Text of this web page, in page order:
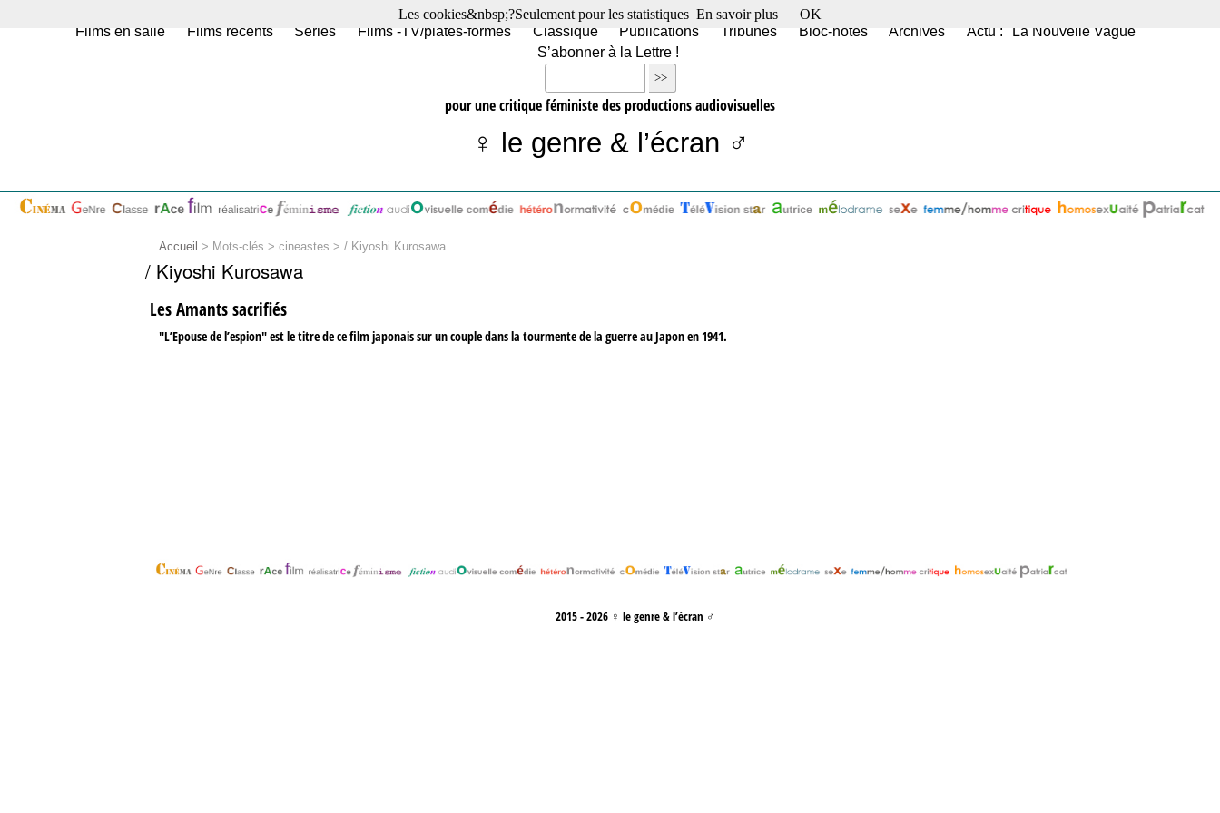
Films en salle Films récents Séries Films -TV/plates-formes Classique Publications Tribunes Bloc-notes Archives
Actu : "La Nouvelle Vague"
S’abonner à la Lettre !
pour une critique féministe des productions audiovisuelles
♀ le genre & l’écran ♂
Accueil > Mots-clés > cineastes > / Kiyoshi Kurosawa
/ Kiyoshi Kurosawa
Les Amants sacrifiés
"L’Epouse de l’espion" est le titre de ce film japonais sur un couple dans la tourmente de la guerre au Japon en 1941.
2015 - 2026 ♀ le genre & l’écran ♂
Les cookies&nbsp;?Seulement pour les statistiques En savoir plus OK